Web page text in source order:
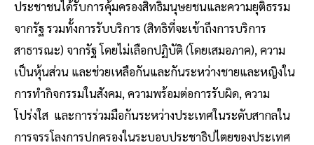
ประชาชนได้รับการคุ้มครองสิทธิมนุษยชนและความยุติธรรม
จากรัฐ รวมทั้งการรับบริการ (สิทธิที่จะเข้าถึงการบริการ
สาธารณะ) จากรัฐ โดยไม่เลือกปฏิบัติ (โดยเสมอภาค), ความ
เป็นหุ้นส่วน และช่วยเหลือกันและกันระหว่างชายและหญิงใน
การทำกิจกรรมในสังคม, ความพร้อมต่อการรับผิด, ความ
โปร่งใส และการร่วมมือกันระหว่างประเทศในระดับสากลใน
การจรรโลงการปกครองในระบอบประชาธิปไตยของประเทศ